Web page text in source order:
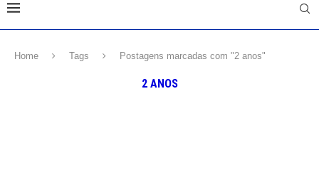
Home Tags Postagens marcadas com "2 anos"
2 ANOS